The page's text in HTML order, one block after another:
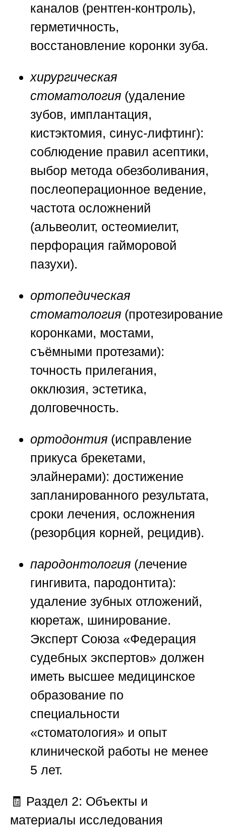
каналов (рентген-контроль),
герметичность,
восстановление коронки зуба.
хирургическая
стоматология (удаление
зубов, имплантация,
кистэктомия, синус-лифтинг):
соблюдение правил асептики,
выбор метода обезболивания,
послеоперационное ведение,
частота осложнений
(альвеолит, остеомиелит,
перфорация гайморовой
пазухи).
ортопедическая
стоматология (протезирование
коронками, мостами,
съёмными протезами):
точность прилегания,
окклюзия, эстетика,
долговечность.
ортодонтия (исправление
прикуса брекетами,
элайнерами): достижение
запланированного результата,
сроки лечения, осложнения
(резорбция корней, рецидив).
пародонтология (лечение
гингивита, пародонтита):
удаление зубных отложений,
кюретаж, шинирование.
Эксперт Союза «Федерация
судебных экспертов» должен
иметь высшее медицинское
образование по
специальности
«стоматология» и опыт
клинической работы не менее
5 лет.
🧾 Раздел 2: Объекты и
материалы исследования